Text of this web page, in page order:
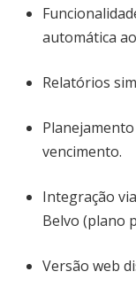
automática
Relatórios
vencimento.
Integração
Belvo (plano
Versão web